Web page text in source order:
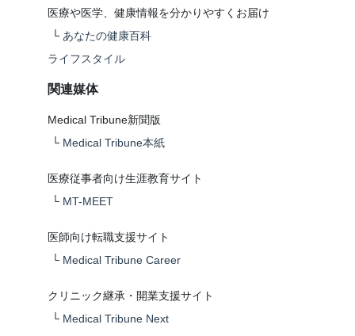
医療や医学、健康情報を分かりやすくお届け
└ あなたの健康百科
ライフスタイル
関連媒体
Medical Tribune新聞版
└ Medical Tribune本紙
医療従事者向け生涯教育サイト
└ MT-MEET
医師向け転職支援サイト
└ Medical Tribune Career
クリニック継承・開業支援サイト
└ Medical Tribune Next